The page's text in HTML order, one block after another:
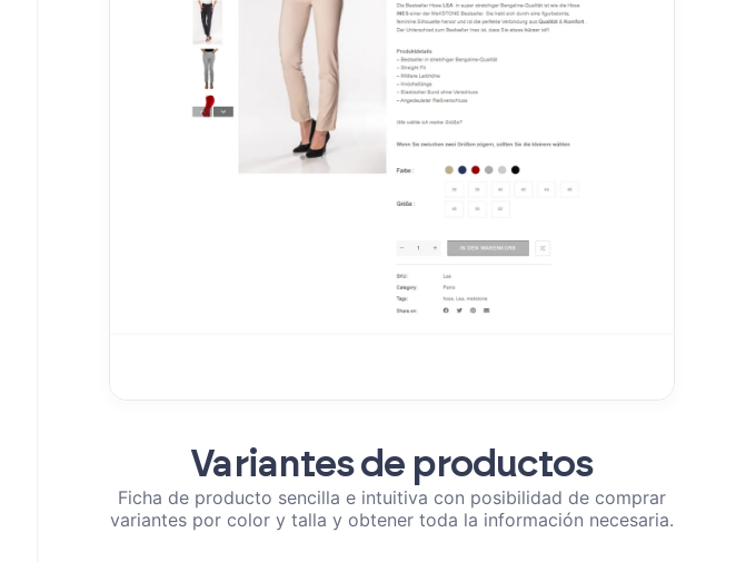
Variantes de productos
Ficha de producto sencilla e intuitiva con posibilidad de comprar
variantes por color y talla y obtener toda la información necesaria.